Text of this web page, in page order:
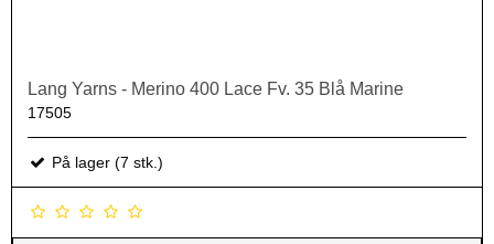
Lang Yarns - Merino 400 Lace Fv. 35 Blå Marine
17505
På lager (7 stk.)